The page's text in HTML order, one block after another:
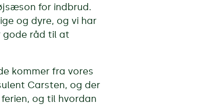
for indbrud.
og dyre, og vi har
gode råd til at
kommer fra vores
Carsten, og der
og til hvordan